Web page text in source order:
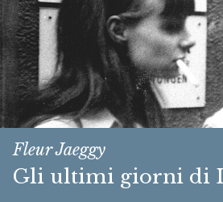
Fleur Jaeggy
Gli ultimi giorni di